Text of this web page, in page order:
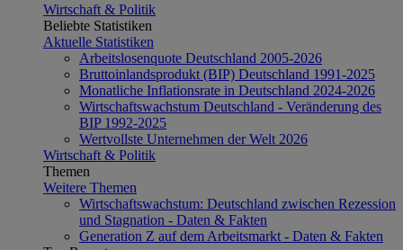
Wirtschaft & Politik
Beliebte Statistiken
Aktuelle Statistiken
Arbeitslosenquote Deutschland 2005-2026
Bruttoinlandsprodukt (BIP) Deutschland 1991-2025
Monatliche Inflationsrate in Deutschland 2024-2026
Wirtschaftswachstum Deutschland - Veränderung des
BIP 1992-2025
Wertvollste Unternehmen der Welt 2026
Wirtschaft & Politik
Themen
Weitere Themen
Wirtschaftswachstum: Deutschland zwischen Rezession
und Stagnation - Daten & Fakten
Generation Z auf dem Arbeitsmarkt - Daten & Fakten